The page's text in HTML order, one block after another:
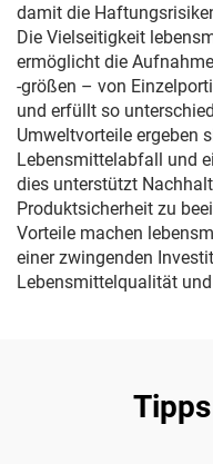
damit die
Die Vielseitigkeit
ermöglicht die
-größen – von
und erfüllt so
Umweltvorteile ergeben
Lebensmittelabfall und
dies unterstützt
Produktsicherheit zu
Vorteile machen
einer zwingenden
Lebensmittelqualität